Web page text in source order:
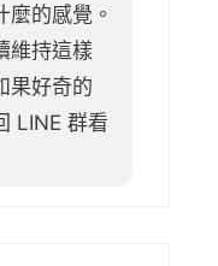
麼的感覺。
維持這樣
果好奇的
LINE 群看